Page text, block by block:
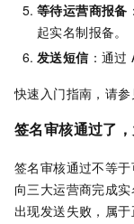
等待运营商报备
起实名制报备。
发送短信：通过
快速入门指南，请参
签名审核通过了
签名审核通过不等
向三大运营商完成
出现发送失败，属于